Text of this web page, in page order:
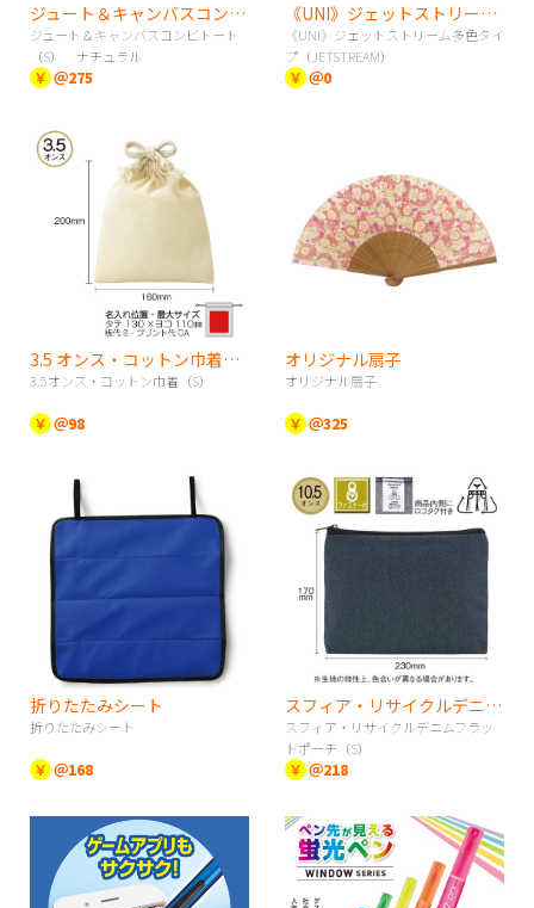
ジュート＆キャンバスコンビトート（S） ナチュラル
ジュート＆キャンバスコンビトート
（S） ナチュラル
￥ ＠275
《UNI》ジェットストリーム多色タイプ（JETSTREAM）
《UNI》ジェットストリーム多色タイ
プ（JETSTREAM）
￥ ＠0
3.5 オンス・コットン巾着（S）
3.5オンス・コットン巾着（S）
￥ ＠98
オリジナル扇子
オリジナル扇子
￥ ＠325
折りたたみシート
折りたたみシート
￥ ＠168
スフィア・リサイクルデニムフラットポーチ（S）
スフィア・リサイクルデニムフラッ
トポーチ（S）
￥ ＠218